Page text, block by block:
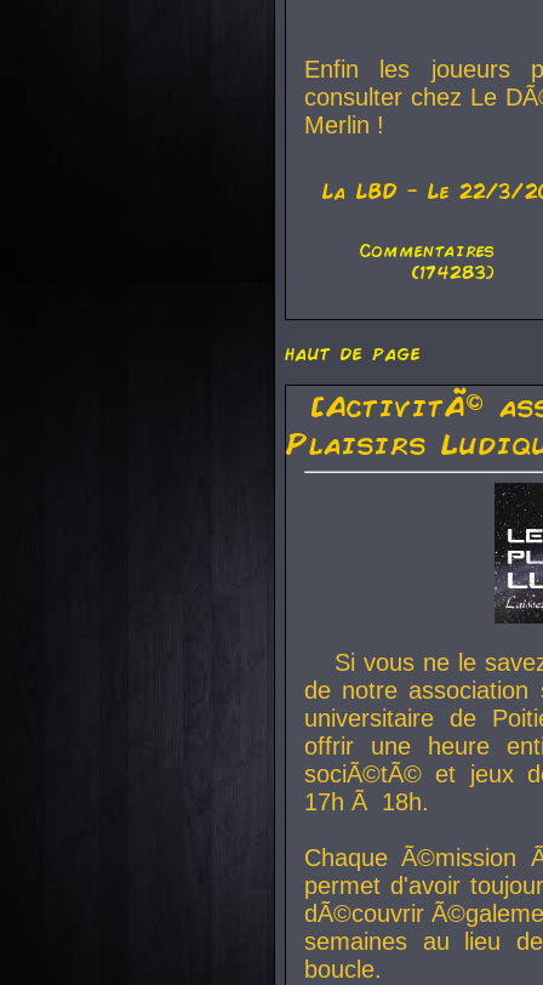
Enfin les joueurs
consulter chez Le
Merlin !
La LBD - Le 22/3/
Commentaires
(174283)
haut de page
[ActivitÃ©
Plaisirs
Si vous ne le
de notre
universitaire de
offrir une heure
sociÃ©tÃ© et jeux
17h Ã 18h.
Chaque Ã©mission
permet d'avoir
dÃ©couvrir
semaines au lieu
boucle.